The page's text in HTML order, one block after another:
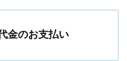
金のお支払い